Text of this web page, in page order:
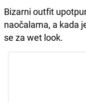
Bizarni outfit
naočalama, a kada
se za wet look.